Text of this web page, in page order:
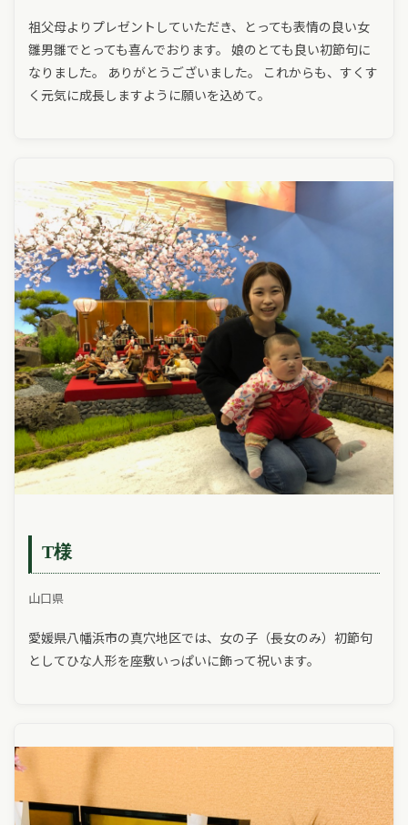
祖父母よりプレゼントしていただき、とっても表情の良い女
雛男雛でとっても喜んでおります。 娘のとても良い初節句に
なりました。 ありがとうございました。 これからも、すくす
く元気に成長しますように願いを込めて。
T様
山口県
愛媛県八幡浜市の真穴地区では、女の子（長女のみ）初節句
としてひな人形を座敷いっぱいに飾って祝います。